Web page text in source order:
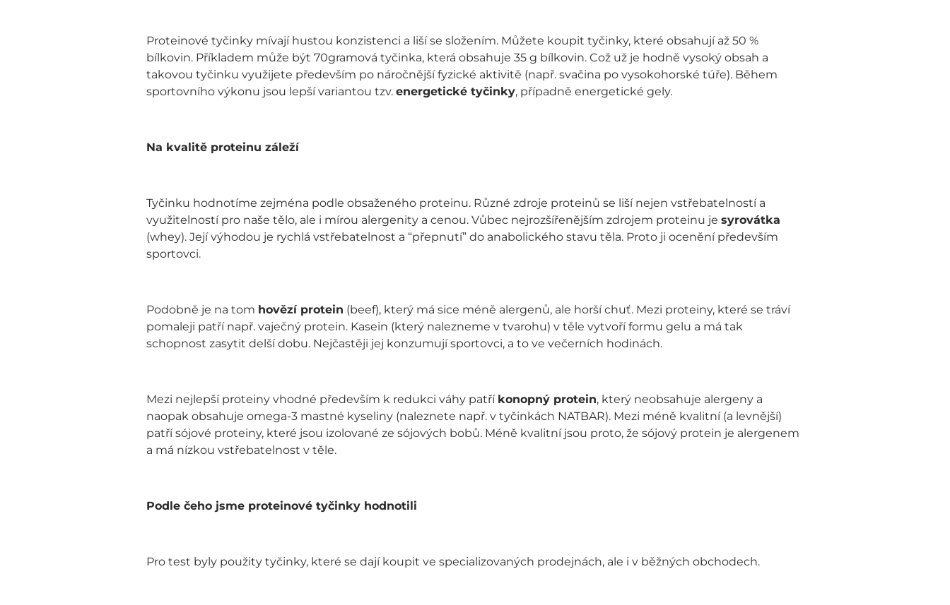
Proteinové tyčinky mívají hustou konzistenci a liší se složením. Můžete koupit tyčinky, které obsahují až 50 %
bílkovin. Příkladem může být 70gramová tyčinka, která obsahuje 35 g bílkovin. Což už je hodně vysoký obsah a
takovou tyčinku využijete především po náročnější fyzické aktivitě (např. svačina po vysokohorské túře). Během
sportovního výkonu jsou lepší variantou tzv. energetické tyčinky, případně energetické gely.
Na kvalitě proteinu záleží
Tyčinku hodnotíme zejména podle obsaženého proteinu. Různé zdroje proteinů se liší nejen vstřebatelností a
využitelností pro naše tělo, ale i mírou alergenity a cenou. Vůbec nejrozšířenějším zdrojem proteinu je syrovátka
(whey). Její výhodou je rychlá vstřebatelnost a “přepnutí” do anabolického stavu těla. Proto ji ocenění především
sportovci.
Podobně je na tom hovězí protein (beef), který má sice méně alergenů, ale horší chuť. Mezi proteiny, které se tráví
pomaleji patří např. vaječný protein. Kasein (který nalezneme v tvarohu) v těle vytvoří formu gelu a má tak
schopnost zasytit delší dobu. Nejčastěji jej konzumují sportovci, a to ve večerních hodinách.
Mezi nejlepší proteiny vhodné především k redukci váhy patří konopný protein, který neobsahuje alergeny a
naopak obsahuje omega-3 mastné kyseliny (naleznete např. v tyčinkách NATBAR). Mezi méně kvalitní (a levnější)
patří sójové proteiny, které jsou izolované ze sójových bobů. Méně kvalitní jsou proto, že sójový protein je alergenem
a má nízkou vstřebatelnost v těle.
Podle čeho jsme proteinové tyčinky hodnotili
Pro test byly použity tyčinky, které se dají koupit ve specializovaných prodejnách, ale i v běžných obchodech.